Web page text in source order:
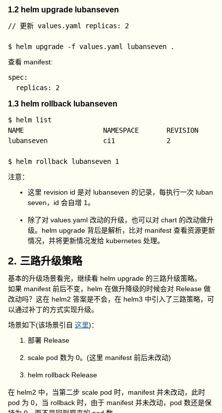
1.2 helm upgrade lubanseven
// 更新 values.yaml replicas: 2
查看 manifest:
spec:
1.3 helm rollback lubanseven
$ helm list
NAME                    NAMESPACE
lubanseven              ci1             2
注意：
这里 revision id 是对 lubanseven 的记录，每执行一次 luban
seven，id 会自增 1。
除了对 values.yaml 改动的升级，也可以对 chart 的改动做升
级。helm upgrade 背后是解析，比对 manifest 查看资源更新
情况，并将更新情况发给 kubernetes 处理。
2. 三路升级策略
基本的升级场景看完，继续看 helm upgrade 的三路升级策略。
如果 manifest 前后不变，helm 在做升降级的时候会对 Release 做
改动吗？这在 helm2 答案是不会，在 helm3 中引入了三路策略，可
以通过补丁的方式实现升级。
场景如下(该场景引自这里)：
部署 Release
scale pod 数为 0。(这里 manifest 前后未改动)
helm rollback Release
在 helm2 中，当第二步 scale pod 时，manifest 并未改动，此时
pod 为 0，当 rollback 时，由于 manifest 并未改动，pod 数还是保